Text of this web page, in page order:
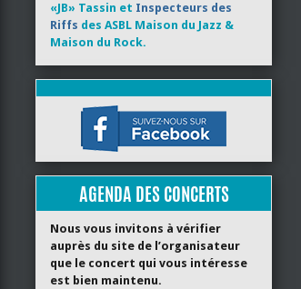
«JB» Tassin et Inspecteurs des
Riffs des ASBL Maison du Jazz &
Maison du Rock.
AGENDA DES CONCERTS
Nous vous invitons à vérifier
auprès du site de l’organisateur
que le concert qui vous intéresse
est bien maintenu.